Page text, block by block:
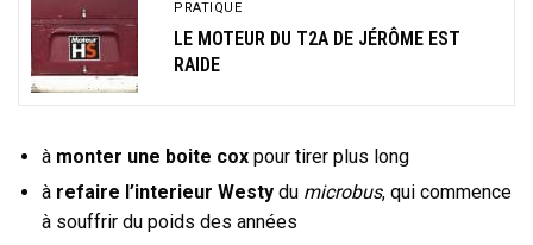
PRATIQUE
LE MOTEUR DU T2A DE JÉRÔME EST
RAIDE
à monter une boite cox pour tirer plus long
à refaire l’interieur Westy du microbus, qui commence
à souffrir du poids des années